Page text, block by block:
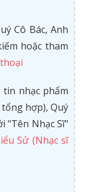
Cô Bác, Anh
hoặc tham
nhạc phẩm
hợp), Quý
"Tên Nhạc Sĩ"
Sử (Nhạc sĩ